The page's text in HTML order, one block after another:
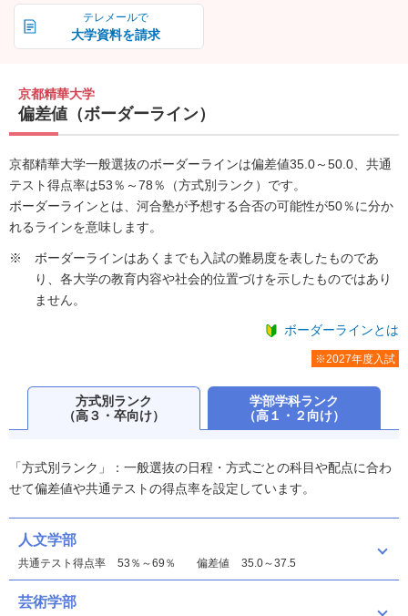
テレメールで
大学資料を請求
京都精華大学
偏差値（ボーダーライン）
京都精華大学一般選抜のボーダーラインは偏差値35.0～50.0、共通
テスト得点率は53％～78％（方式別ランク）です。
ボーダーラインとは、河合塾が予想する合否の可能性が50％に分か
れるラインを意味します。
ボーダーラインはあくまでも入試の難易度を表したものであ
り、各大学の教育内容や社会的位置づけを示したものではあり
ません。
ボーダーラインとは
※2027年度入試
方式別ランク
（高３・卒向け）
学部学科ランク
（高１・２向け）
「方式別ランク」：一般選抜の日程・方式ごとの科目や配点に合わ
せて偏差値や共通テストの得点率を設定しています。
人文学部
共通テスト得点率 53％～69％ 偏差値 35.0～37.5
芸術学部